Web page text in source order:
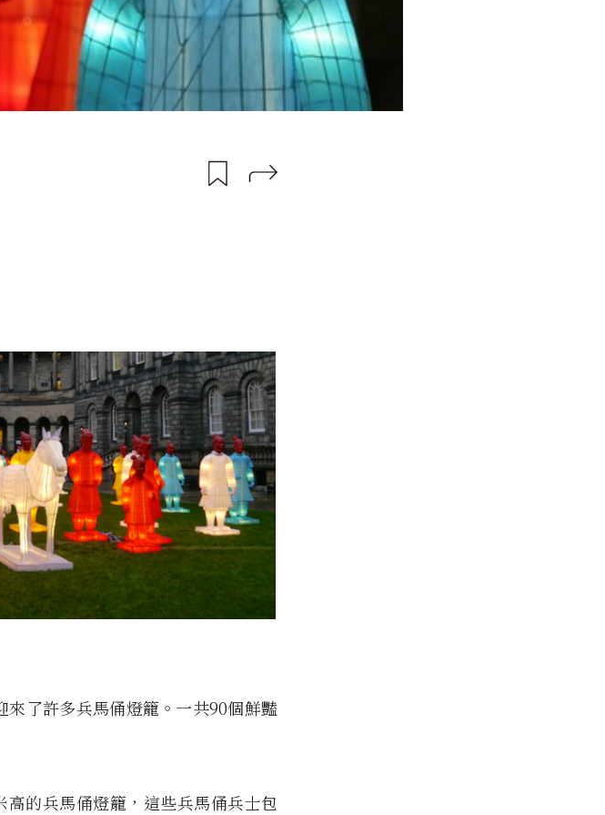
了許多兵馬俑燈籠。一共90個鮮豔
的兵馬俑燈籠，這些兵馬俑兵士包